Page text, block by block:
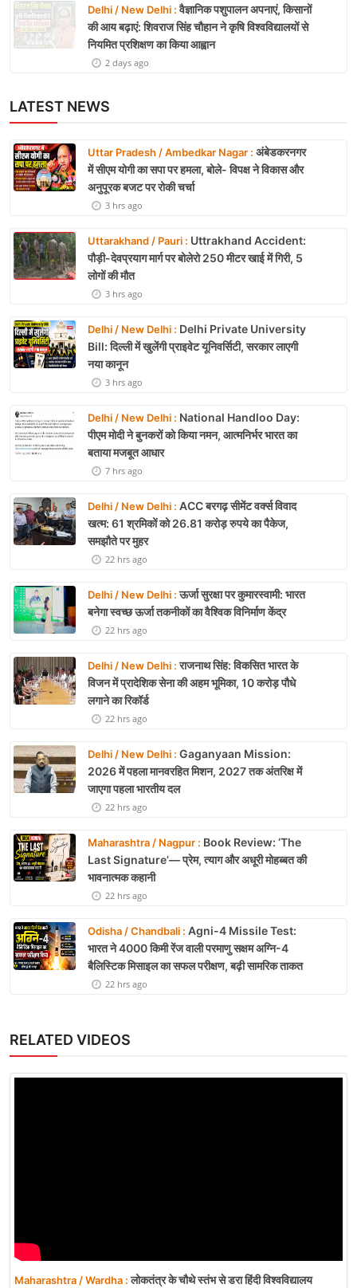
Delhi / New Delhi :वैज्ञानिक पशुपालन अपनाएं, किसानों
की आय बढ़ाएं: शिवराज सिंह चौहान ने कृषि विश्वविद्यालयों से
नियमित प्रशिक्षण का किया आह्वान
2 days ago
LATEST NEWS
Uttar Pradesh / Ambedkar Nagar : अंबेडकरनगर
में सीएम योगी का सपा पर हमला, बोले- विपक्ष ने विकास और
अनुपूरक बजट पर रोकी चर्चा
3 hrs ago
Uttarakhand / Pauri : Uttrakhand Accident:
पौड़ी-देवप्रयाग मार्ग पर बोलेरो 250 मीटर खाई में गिरी, 5
लोगों की मौत
3 hrs ago
Delhi / New Delhi : Delhi Private University
Bill: दिल्ली में खुलेंगी प्राइवेट यूनिवर्सिटी, सरकार लाएगी
नया कानून
3 hrs ago
Delhi / New Delhi : National Handloo Day:
पीएम मोदी ने बुनकरों को किया नमन, आत्मनिर्भर भारत का
बताया मजबूत आधार
7 hrs ago
Delhi / New Delhi : ACC बरगढ़ सीमेंट वर्क्स विवाद
खत्म: 61 श्रमिकों को 26.81 करोड़ रुपये का पैकेज,
समझौते पर मुहर
22 hrs ago
Delhi / New Delhi :ऊर्जा सुरक्षा पर कुमारस्वामी: भारत
बनेगा स्वच्छ ऊर्जा तकनीकों का वैश्विक विनिर्माण केंद्र
22 hrs ago
Delhi / New Delhi :राजनाथ सिंह: विकसित भारत के
विजन में प्रादेशिक सेना की अहम भूमिका, 10 करोड़ पौधे
लगाने का रिकॉर्ड
22 hrs ago
Delhi / New Delhi : Gaganyaan Mission:
2026 में पहला मानवरहित मिशन, 2027 तक अंतरिक्ष में
जाएगा पहला भारतीय दल
22 hrs ago
Maharashtra / Nagpur : Book Review: ‘The
Last Signature’— प्रेम, त्याग और अधूरी मोहब्बत की
भावनात्मक कहानी
22 hrs ago
Odisha / Chandbali : Agni-4 Missile Test:
भारत ने 4000 किमी रेंज वाली परमाणु सक्षम अग्नि-4
बैलिस्टिक मिसाइल का सफल परीक्षण, बढ़ी सामरिक ताकत
22 hrs ago
RELATED VIDEOS
Maharashtra / Wardha :लोकतंत्र के चौथे स्तंभ से डरा हिंदी विश्वविद्यालय